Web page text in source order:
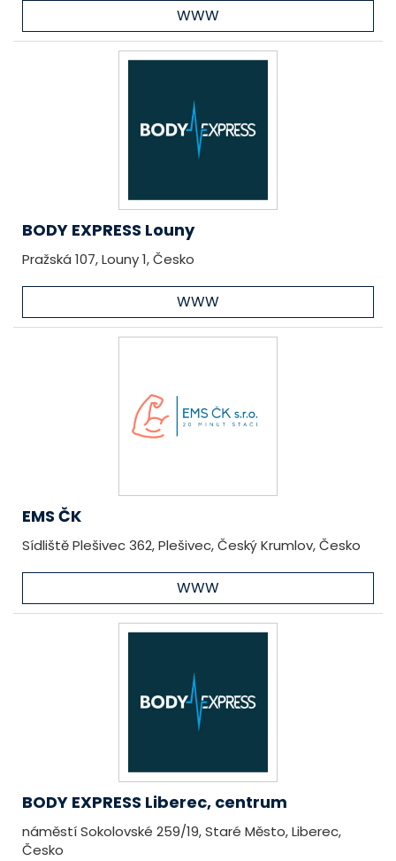
WWW
BODY EXPRESS Louny
Pražská 107, Louny 1, Česko
WWW
EMS ČK
Sídliště Plešivec 362, Plešivec, Český Krumlov, Česko
WWW
BODY EXPRESS Liberec, centrum
náměstí Sokolovské 259/19, Staré Město, Liberec,
Česko